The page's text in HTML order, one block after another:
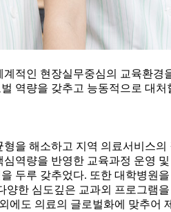
적인 현장실무중심의 교육환
역량을 갖추고 능동적으로 대
을 해소하고 지역 의료서비스
역량을 반영한 교육과정 운영
두루 갖추었다. 또한 대학병
한 심도깊은 교과외 프로그램
에도 의료의 글로벌화에 맞추